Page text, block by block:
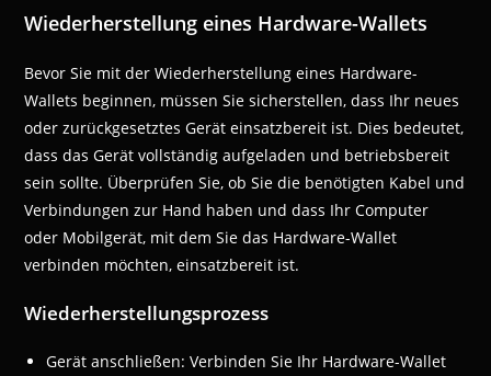
Wiederherstellung eines Hardware-Wallets
Bevor Sie mit der Wiederherstellung eines Hardware-
Wallets beginnen, müssen Sie sicherstellen, dass Ihr neues
oder zurückgesetztes Gerät einsatzbereit ist. Dies bedeutet,
dass das Gerät vollständig aufgeladen und betriebsbereit
sein sollte. Überprüfen Sie, ob Sie die benötigten Kabel und
Verbindungen zur Hand haben und dass Ihr Computer
oder Mobilgerät, mit dem Sie das Hardware-Wallet
verbinden möchten, einsatzbereit ist.
Wiederherstellungsprozess
Gerät anschließen: Verbinden Sie Ihr Hardware-Wallet